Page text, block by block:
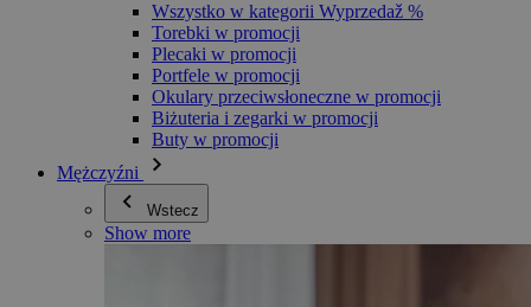
Wszystko w kategorii Wyprzedaž %
Torebki w promocji
Plecaki w promocji
Portfele w promocji
Okulary przeciwsłoneczne w promocji
Biżuteria i zegarki w promocji
Buty w promocji
Mężczyźni
Wstecz
Show more